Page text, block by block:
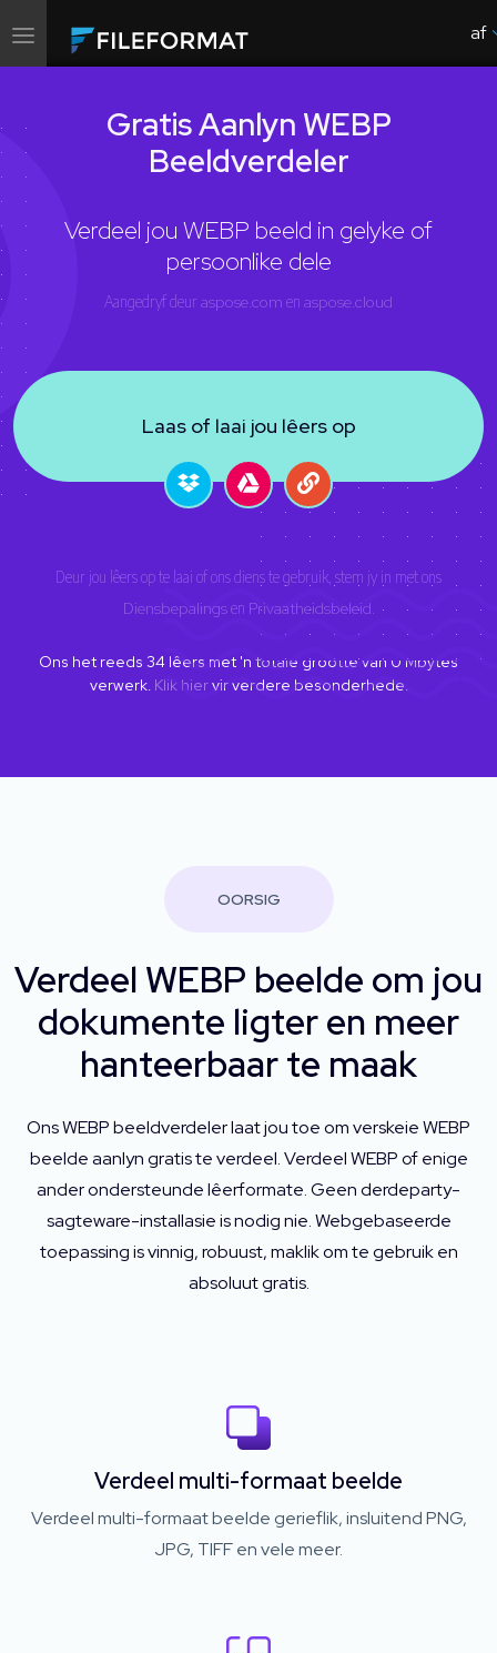
Wissel
navigasie
af
Gratis Aanlyn WEBP
Beeldverdeler
Verdeel jou WEBP beeld in gelyke of
persoonlike dele
Aangedryf deur aspose.com en aspose.cloud
Laas of laai jou lêers op
Deur jou lêers op te laai of ons diens te gebruik, stem jy in met ons
Diensbepalingsen Privaatheidsbeleid
Ons het reeds 34 lêers met 'n totale grootte van 0 Mbytes
verwerk. Klik hiervir verdere besonderhede.
OORSIG
Verdeel WEBP beelde om jou
dokumente ligter en meer
hanteerbaar te maak
Ons WEBP beeldverdeler laat jou toe om verskeie WEBP
beelde aanlyn gratis te verdeel. Verdeel WEBP of enige
ander ondersteunde lêerformate. Geen derdeparty-
sagteware-installasie is nodig nie. Webgebaseerde
toepassing is vinnig, robuust, maklik om te gebruik en
absoluut gratis.
Verdeel multi-formaat beelde
Verdeel multi-formaat beelde gerieflik, insluitend PNG,
JPG, TIFF en vele meer.